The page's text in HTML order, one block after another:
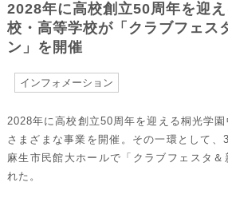
2028年に高校創立50周年を迎
校・高等学校が「クラブフェス
ン」を開催
インフォメーション
2028年に高校創立50周年を迎える桐光学園
さまざまな事業を開催。その一環として、
麻生市民館大ホールで「クラブフェスタ
れた。